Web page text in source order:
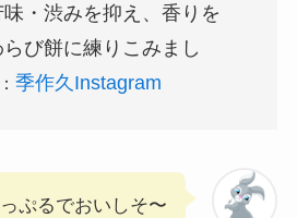
・渋みを抑え、香りを
び餅に練りこみまし
季作久Instagram
ぷるでおいしそ〜